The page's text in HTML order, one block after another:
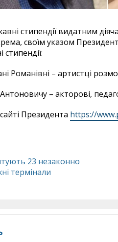
стипендії видатним
своїм указом
Романівні – артистці
– акторові,
Президента https://
23 незаконно
термінали